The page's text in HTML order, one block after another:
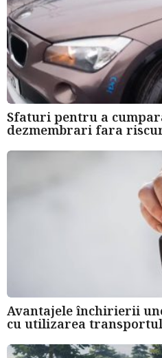
Sfaturi pentru a
dezmembrari fara
Avantajele închirierii
cu utilizarea